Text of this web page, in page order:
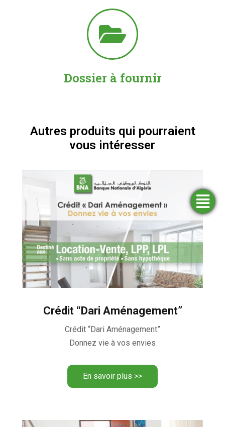
Dossier à fournir
Autres produits qui pourraient
vous intéresser
Crédit “Dari Aménagement”
Crédit “Dari Aménagement”
Donnez vie à vos envies
En savoir plus >>
Trouver
une
agence
Demander
un
financement
Simulateurs
Ouvrir
un
compte